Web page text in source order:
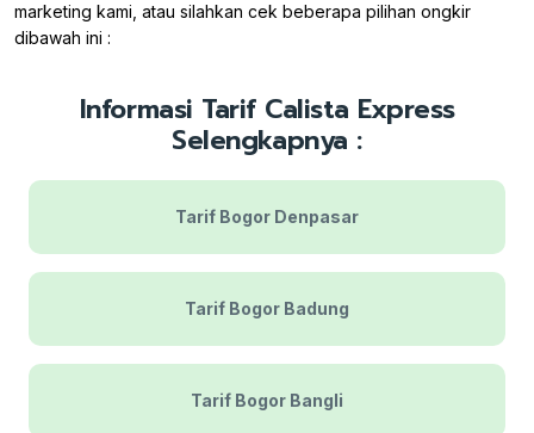
marketing kami, atau silahkan cek beberapa pilihan ongkir
dibawah ini :
Informasi Tarif Calista Express
Selengkapnya :
Tarif Bogor Denpasar
Tarif Bogor Badung
Tarif Bogor Bangli